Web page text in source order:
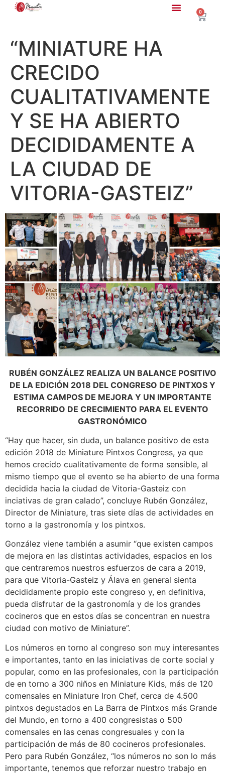
0
“MINIATURE HA
CRECIDO
CUALITATIVAMENTE
Y SE HA ABIERTO
DECIDIDAMENTE A
LA CIUDAD DE
VITORIA-GASTEIZ”
RUBÉN GONZÁLEZ REALIZA UN BALANCE POSITIVO
DE LA EDICIÓN 2018 DEL CONGRESO DE PINTXOS Y
ESTIMA CAMPOS DE MEJORA Y UN IMPORTANTE
RECORRIDO DE CRECIMIENTO PARA EL EVENTO
GASTRONÓMICO
“Hay que hacer, sin duda, un balance positivo de esta
edición 2018 de Miniature Pintxos Congress, ya que
hemos crecido cualitativamente de forma sensible, al
mismo tiempo que el evento se ha abierto de una forma
decidida hacia la ciudad de Vitoria-Gasteiz con
inciativas de gran calado”, concluye Rubén González,
Director de Miniature, tras siete días de actividades en
torno a la gastronomía y los pintxos.
González viene también a asumir “que existen campos
de mejora en las distintas actividades, espacios en los
que centraremos nuestros esfuerzos de cara a 2019,
para que Vitoria-Gasteiz y Álava en general sienta
decididamente propio este congreso y, en definitiva,
pueda disfrutar de la gastronomía y de los grandes
cocineros que en estos días se concentran en nuestra
ciudad con motivo de Miniature”.
Los números en torno al congreso son muy interesantes
e importantes, tanto en las iniciativas de corte social y
popular, como en las profesionales, con la participación
de en torno a 300 niños en Miniature Kids, más de 120
comensales en Miniature Iron Chef, cerca de 4.500
pintxos degustados en La Barra de Pintxos más Grande
del Mundo, en torno a 400 congresistas o 500
comensales en las cenas congresuales y con la
participación de más de 80 cocineros profesionales.
Pero para Rubén González, “los números no son lo más
importante, tenemos que reforzar nuestro trabajo en